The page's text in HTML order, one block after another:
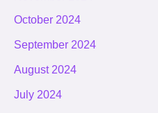
October 2024
September 2024
August 2024
July 2024